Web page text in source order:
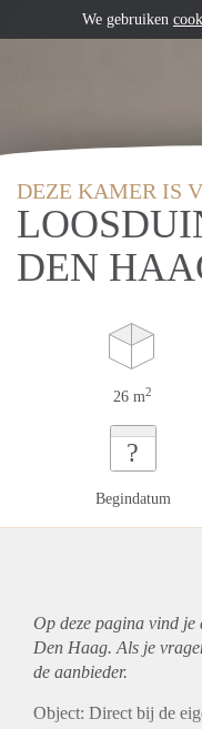
DEZE KAMER IS
DEN
26 m2
?
Begindatum
Op deze pagina vind
Den Haag. Als je
de aanbieder.
Object: Direct bij de
We gebruiken